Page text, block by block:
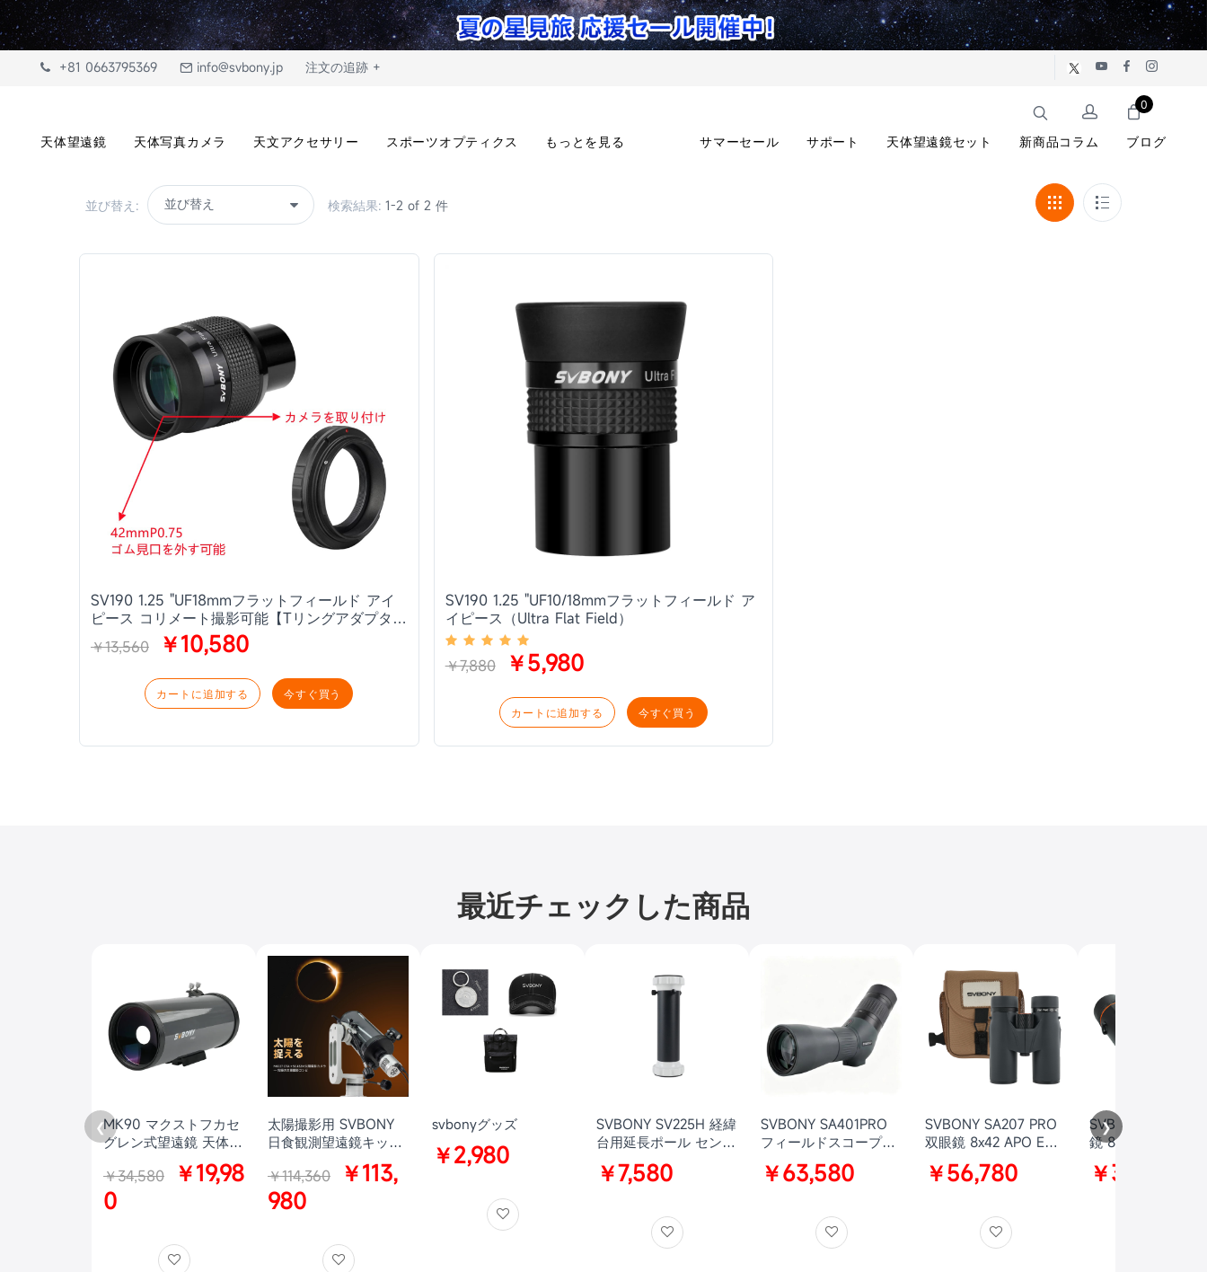
+81 0663795369 info@svbony.jp 注文の追跡 +
天体望遠鏡 天体写真カメラ 天文アクセサリー スポーツオプティクス もっとを見る サマーセール サポート 天体望遠鏡セット 新商品コラム ブログ
0
並び替え: 検索結果: 1-2 of 2 件
SV190 1.25 "UF18mmフラットフィールド アイ
ピース コリメート撮影可能【Tリングアダプター
￥13,560 ￥10,580
カートに追加する 今すぐ買う
SV190 1.25 "UF10/18mmフラットフィールド ア
イピース（Ultra Flat Field）
￥7,880 ￥5,980
カートに追加する 今すぐ買う
最近チェックした商品
❮MK90 マクストフカセ
グレン式望遠鏡 天体望
遠鏡 月、惑星観測 初
心者SVBONY会員制度
リニューアル記念！
MK90特別価格キャン
レット × 数量限定】
￥34,580
￥19,98
0
太陽撮影用 SVBONY
日食観測望遠鏡キット
￥114,360
￥113,
980
svbonyグッズ
￥2,980
SVBONY SV225H 経緯
台用延長ポール センタ
ーポール 高さ240mm
延長チューブ デュアル
用性 SV225 経緯台と
SV225T 三脚に対応 ア
ルミ製 軽量 天体観測
￥7,580
SVBONY SA401PRO
フィールドスコープ
15–35×56 ED镜头
APO FMC全多层镀膜
然观察 星空观测 天体
￥63,580
SVBONY SA207 PRO
双眼鏡 8x42 APO ED
レンズ 9.1°広角視野 フ
ラットフィールド IPX7
ム FBMC 位相差補正
誘電体コーティング 高
い集光力野鳥観察 スポ
￥56,780
SVBONY SA207
鏡 8x32 APO ED
ズ 8.12°広角視野
ットフィールド防
￥34,680
❯